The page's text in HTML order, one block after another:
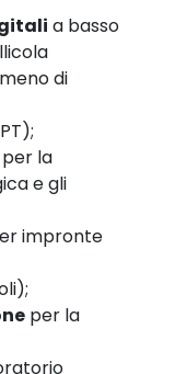
a basso
di
per la
e gli
impronte
per la